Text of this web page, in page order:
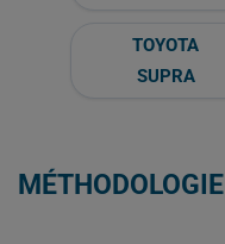
TOYOTA
SUPRA
MÉTHODOLOGIE